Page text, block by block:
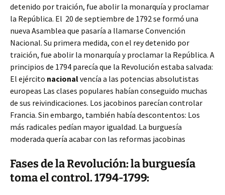
detenido por traición, fue abolir la monarquía y proclamar
la República. El 20 de septiembre de 1792 se formó una
nueva Asamblea que pasaría a llamarse Convención
Nacional. Su primera medida, con el rey detenido por
traición, fue abolir la monarquía y proclamar la República. A
principios de 1794 parecía que la Revolución estaba salvada:
El ejército nacionalvencía a las potencias absolutistas
europeas Las clases populares habían conseguido muchas
de sus reivindicaciones. Los jacobinos parecían controlar
Francia. Sin embargo, también había descontentos: Los
más radicales pedían mayor igualdad. La burguesía
moderada quería acabar con las reformas jacobinas
Fases de la Revolución: la burguesía
toma el control. 1794-1799: